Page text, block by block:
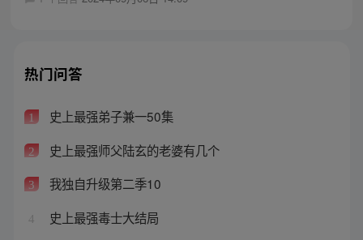
热门问答
1 史上最强弟子兼一50集
2 史上最强师父陆玄的老婆有几个
3 我独自升级第二季10
4 史上最强毒士大结局